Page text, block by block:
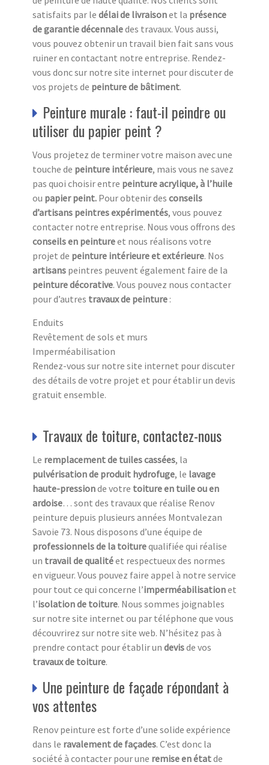
satisfaits par le délai de livraisonet la présence
de garantie décennaledes travaux. Vous aussi,
vous pouvez obtenir un travail bien fait sans vous
ruiner en contactant notre entreprise. Rendez-
vous donc sur notre site internet pour discuter de
vos projets de peinture de bâtiment.
Peinture murale : faut-il peindre ou
utiliser du papier peint ?
Vous projetez de terminer votre maison avec une
touche de peinture intérieure, mais vous ne savez
pas quoi choisir entre peinture acrylique, à l’huile
ou papier peint. Pour obtenir des conseils
d’artisans peintres expérimentés, vous pouvez
contacter notre entreprise. Nous vous offrons des
conseils en peintureet nous réalisons votre
projet de peinture intérieure et extérieure. Nos
artisans peintres peuvent également faire de la
peinture décorative. Vous pouvez nous contacter
pour d’autres travaux de peinture :
Enduits
Revêtement de sols et murs
Imperméabilisation
Rendez-vous sur notre site internet pour discuter
des détails de votre projet et pour établir un devis
gratuit ensemble.
Travaux de toiture, contactez-nous
Le remplacement de tuiles cassées, la
pulvérisation de produit hydrofuge, le lavage
haute-pressionde votre toiture en tuile ou en
ardoise… sont des travaux que réalise Renov
peinture depuis plusieurs années Montvalezan
Savoie 73. Nous disposons d’une équipe de
professionnels de la toiturequalifiée qui réalise
un travail de qualitéet respectueux des normes
en vigueur. Vous pouvez faire appel à notre service
pour tout ce qui concerne l’imperméabilisationet
l’isolationde toiture. Nous sommes joignables
sur notre site internet ou par téléphone que vous
découvrirez sur notre site web. N’hésitez pas à
prendre contact pour établir un devisde vos
travaux de toiture.
Une peinture de façade répondant à
vos attentes
Renov peinture est forte d’une solide expérience
dans le ravalement de façades. C’est donc la
société à contacter pour une remise en étatde